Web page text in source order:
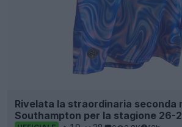
Rivelata la straordinaria seconda
Southampton per la stagione 26-